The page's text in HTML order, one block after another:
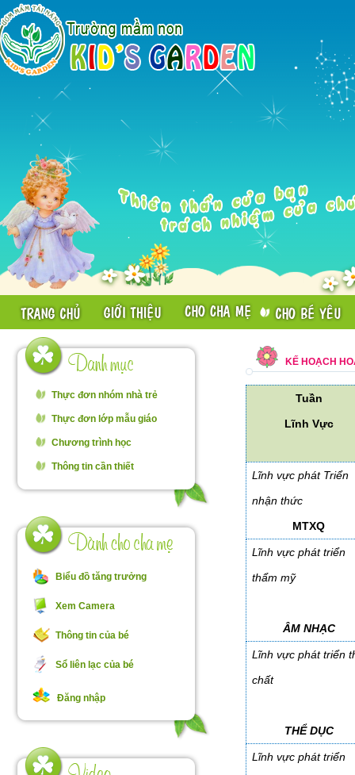
Thực đơn nhóm nhà trẻ
Thực đơn lớp mẫu giáo
Chương trình học
Thông tin cần thiết
Biểu đồ tăng trưởng
Xem Camera
Thông tin của bé
Sổ liên lạc của bé
Đăng nhập
KẾ HOẠCH
Tuần
Lĩnh Vực
Lĩnh vực phát Triển
nhận thức
MTXQ
Lĩnh vực phát triển
thẩm mỹ
ÂM NHẠC
Lĩnh vực phát triển
chất
THỂ DỤC
Lĩnh vực phát triển